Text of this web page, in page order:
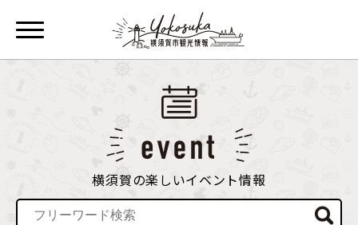
横須賀の楽しいイベント情報